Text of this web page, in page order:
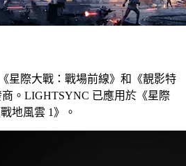
星際大戰：戰場前線》和《靚影特
。LIGHTSYNC 已應用於《星際
地風雲 1》。